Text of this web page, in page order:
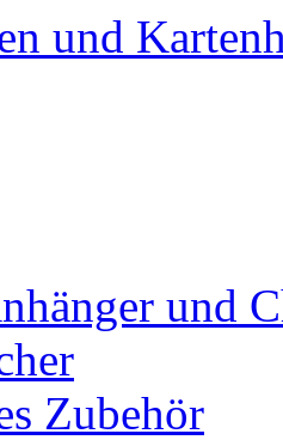
und
und
Zubehör